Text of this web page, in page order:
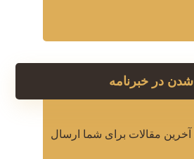
در خبرنامه
آخرین مقالات برای شما ارسال